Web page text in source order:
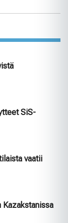
SiS-
vaatii
Kazakstanissa